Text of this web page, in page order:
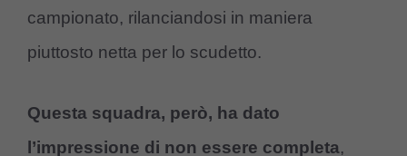
campionato, rilanciandosi in maniera
piuttosto netta per lo scudetto.
Questa squadra, però, ha dato
l’impressione di non essere completa,